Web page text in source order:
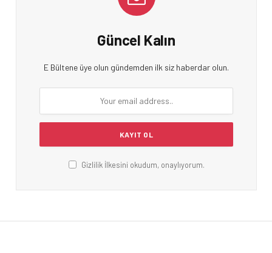
Güncel Kalın
E Bültene üye olun gündemden ilk siz haberdar olun.
Gizlilik İlkesini okudum, onaylıyorum.